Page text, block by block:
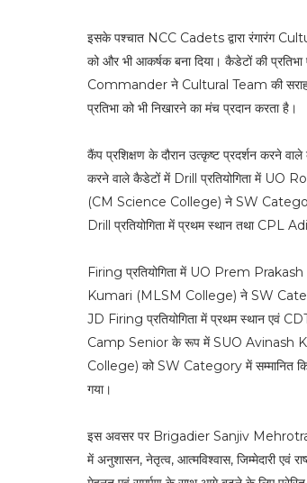
इसके पश्चात NCC Cadets द्वारा रंगारंग
को और भी आकर्षक बना दिया। कैडेटों की
Commander ने Cultural Team की सराहना
प्रतिभा को भी निखारने का मंच प्रदान करता है।
कैंप प्रशिक्षण के दौरान उत्कृष्ट प्रदर्शन करने
करने वाले कैडेटों में Drill प्रतियोगिता में
(CM Science College) ने SW
Drill प्रतियोगिता में प्रथम स्थान तथा CPL
Firing प्रतियोगिता में UO Prem
Kumari (MLSM College) ने SW
JD Firing प्रतियोगिता में प्रथम स्थान एवं
Camp Senior के रूप में SUO Avinash
College) को SW Category में सम्मानित
गया।
इस अवसर पर Brigadier Sanjiv Mehrotra
में अनुशासन, नेतृत्व, आत्मविश्वास, जिम्मेदारी एवं